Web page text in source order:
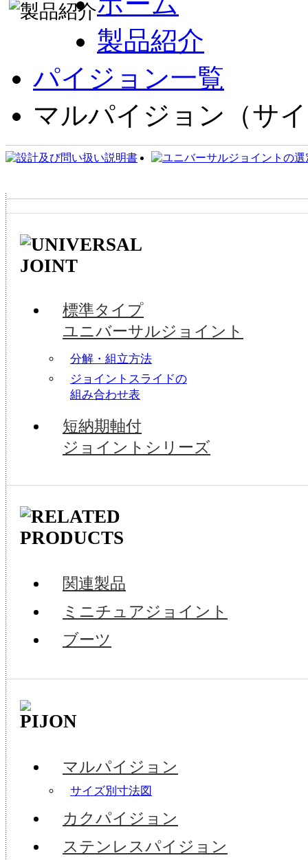
製品紹介
パイジョン一覧
マルパイジョン（サ
標準タイプ
ユニバーサルジョイント
分解・組立方法
ジョイントスライドの
組み合わせ表
短納期軸付
ジョイントシリーズ
関連製品
ミニチュアジョイント
ブーツ
マルパイジョン
サイズ別寸法図
カクパイジョン
ステンレスパイジョン